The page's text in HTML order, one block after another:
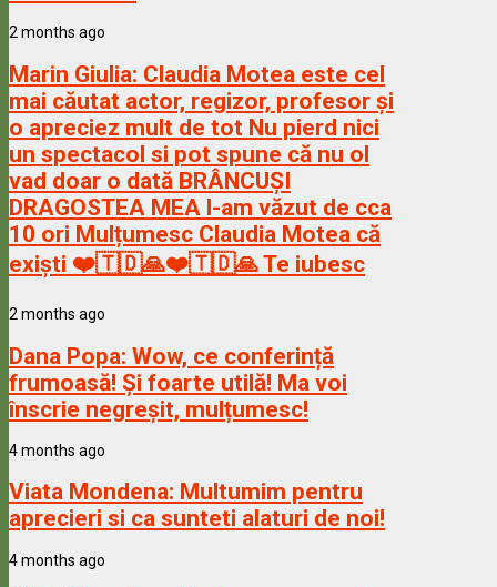
2 months ago
Marin Giulia: Claudia Motea este cel
mai căutat actor, regizor, profesor și
o apreciez mult de tot Nu pierd nici
un spectacol si pot spune că nu ol
vad doar o dată BRÂNCUȘI
DRAGOSTEA MEA l-am văzut de cca
10 ori Mulțumesc Claudia Motea că
exiști ❤️🇹🇩🙏❤️🇹🇩🙏 Te iubesc
2 months ago
Dana Popa: Wow, ce conferință
frumoasă! Și foarte utilă! Ma voi
înscrie negreșit, mulțumesc!
4 months ago
Viata Mondena: Multumim pentru
aprecieri si ca sunteti alaturi de noi!
4 months ago